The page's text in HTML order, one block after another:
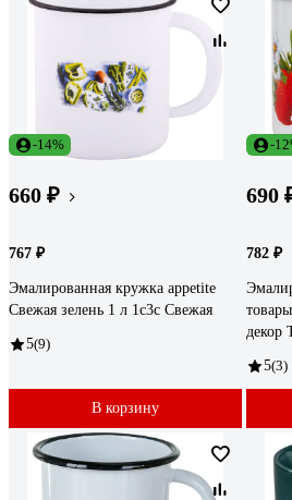
-14%
660 ₽
767 ₽
Эмалированная кружка appetite
Свежая зелень 1 л 1с3с Свежая
5(9)
В корзину
-
690
782 ₽
декор
5(3)